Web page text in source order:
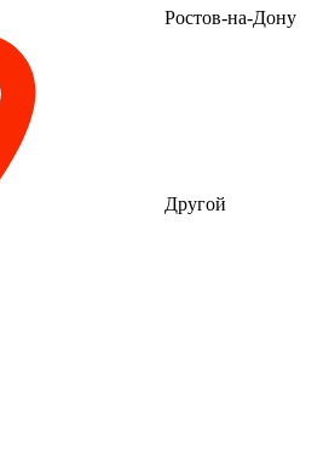
Ростов-на-Дону
Другой